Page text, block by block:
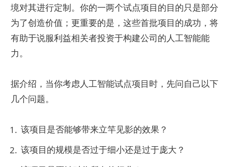
境对其进行定制。你的一两个试点项目的目的只是部分
为了创造价值；更重要的是，这些首批项目的成功，将
有助于说服利益相关者投资于构建公司的人工智能能
力。
据介绍，当你考虑人工智能试点项目时，先问自己以下
几个问题。
该项目是否能够带来立竿见影的效果？
该项目的规模是否过于细小还是过于庞大？